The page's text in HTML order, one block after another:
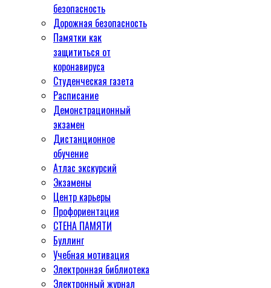
безопасность
Дорожная безопасность
Памятки как
защититься от
коронавируса
Студенческая газета
Расписание
Демонстрационный
экзамен
Дистанционное
обучение
Атлас экскурсий
Экзамены
Центр карьеры
Профориентация
СТЕНА ПАМЯТИ
Буллинг
Учебная мотивация
Электронная библиотека
Электронный журнал